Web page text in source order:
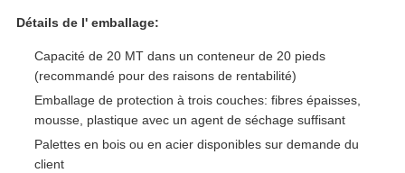
Détails de l' emballage:
Capacité de 20 MT dans un conteneur de 20 pieds
(recommandé pour des raisons de rentabilité)
Emballage de protection à trois couches: fibres épaisses,
mousse, plastique avec un agent de séchage suffisant
Palettes en bois ou en acier disponibles sur demande du
client